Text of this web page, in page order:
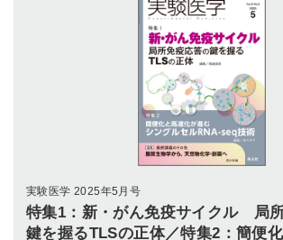
実験医学 2025年5月号
特集1：新・がん免疫サイクル 局
鍵を握るTLSの正体／特集2：簡便